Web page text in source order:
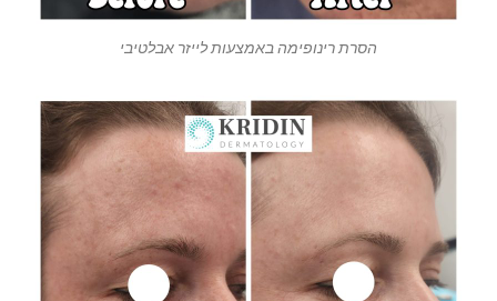
הסרת רינופימה באמצעות לייזר אבלטיבי